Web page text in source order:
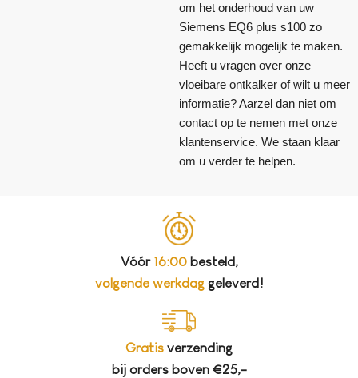
om het onderhoud van uw
Siemens EQ6 plus s100 zo
gemakkelijk mogelijk te maken.
Heeft u vragen over onze
vloeibare ontkalker of wilt u meer
informatie? Aarzel dan niet om
contact op te nemen met onze
klantenservice. We staan klaar
om u verder te helpen.
Vóór 16:00besteld,
volgende werkdag geleverd!
Gratis verzending
bij orders boven €25,-